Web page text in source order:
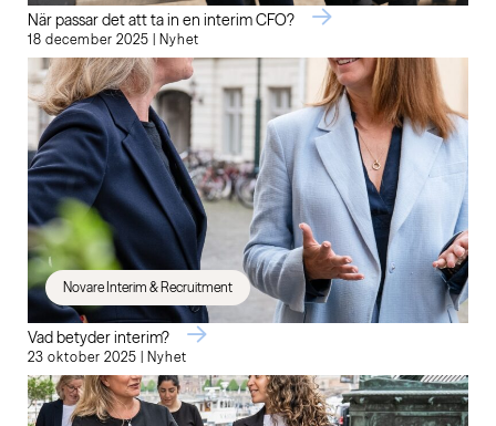
När passar det att ta in en interim CFO?
18 december 2025 | Nyhet
Novare Interim & Recruitment
Vad betyder interim?
23 oktober 2025 | Nyhet